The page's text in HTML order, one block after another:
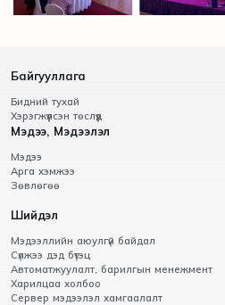
Байгууллага
Бидний тухай
Хэрэгжүүлсэн төслүүд
Мэдээ, Мэдээлэл
Мэдээ
Арга хэмжээ
Зөвлөгөө
Шийдэл
Мэдээллийн аюулгүй байдал
Сүлжээ дэд бүтэц
Автоматжуулалт, барилгын менежмент
Харилцаа холбоо
Сервер мэдээлэл хамгаалалт